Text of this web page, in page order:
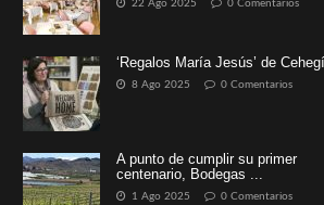
22 Ago 2025 0 Comentarios
‘Regalos María Jesús’ de
8 Ago 2025 0 Comentarios
A punto de cumplir su primer
centenario, Bodegas ...
1 Ago 2025 0 Comentarios